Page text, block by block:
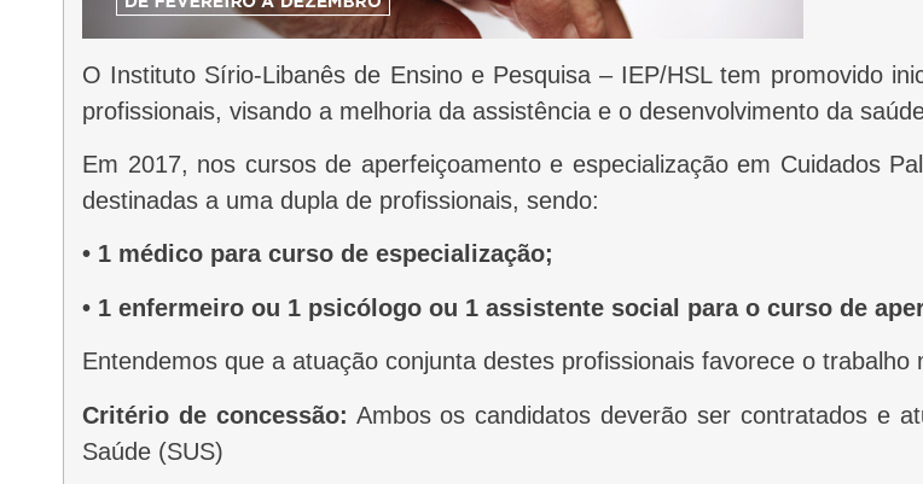
O Instituto Sírio-Libanês de Ensino e Pesquisa – IEP/HSL tem promovido iniciativas educacionais de apoio ao Sistema Único de Saúde (SUS) por meio de capacitação de
profissionais, visando a melhoria da assistência e o desenvolvimento da
Em 2017, nos cursos de aperfeiçoamento e especialização em Cuidados
destinadas a uma dupla de profissionais, sendo:
• 1 médico para curso de especialização;
• 1 enfermeiro ou 1 psicólogo ou 1 assistente social para o curso de
Entendemos que a atuação conjunta destes profissionais favorece o
Critério de concessão: Ambos os candidatos deverão ser contratados e
Saúde (SUS)